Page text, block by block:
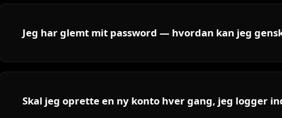
Jeg har glemt mit password — hvordan kan jeg
Skal jeg oprette en ny konto hver gang, jeg logger